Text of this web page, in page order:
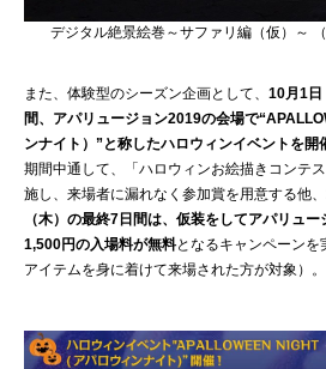
デジタル絶景絵巻～サファリ編（仮）～
また、体験型のシーズン企画として、 10月1日
間、アパリュージョン2019の会場で
ンナイト）”と称したハロウィンイベントを開
期間中通して、「ハロウィンお絵描きコンテ
施し、来場者に漏れなく参加賞を用意する他、
（木）の最終7日間は、仮装をしてアパリュ
1,500円の入場料が無料となるキャンペーン
アイテムを身に着けて来場された方が対象）。